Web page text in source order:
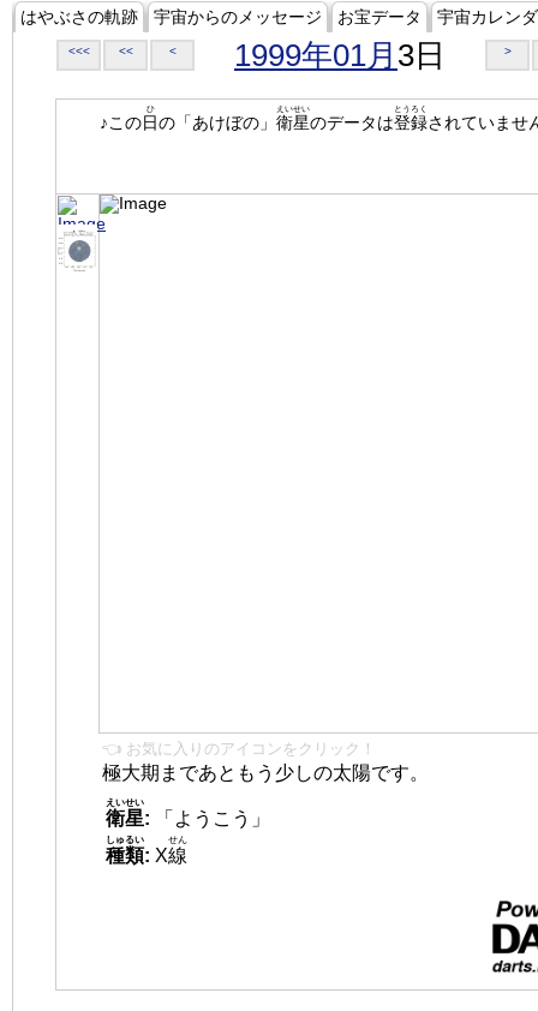
はやぶさの軌跡 宇宙からのメッセージ お宝データ 宇宙カレン
<<< << < 1999年01月 3日 >
♪この日
ひ
の「あけぼの」 衛星
えいせい
のデータは登録
とうろく
されていませ
👈 お気に入りのアイコンをクリック！
極大期まであともう少しの太陽です。
衛星
えいせい
:
「ようこう」
種類
しゅるい
: X線
せん